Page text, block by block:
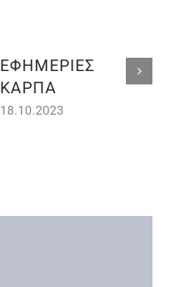
ΕΦΗΜΕΡΙΕΣ
ΚΑΡΠΑ
18.10.2023